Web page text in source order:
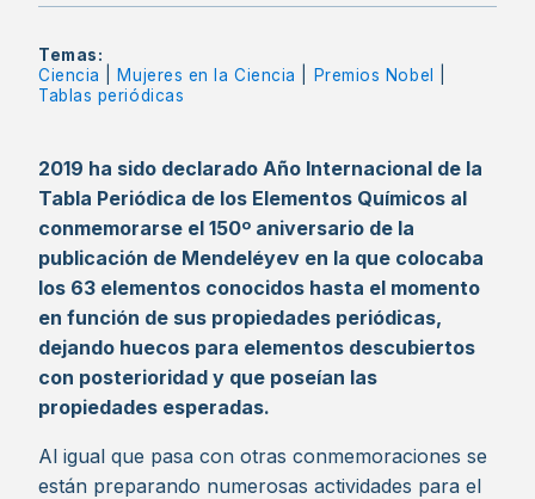
Temas:
Ciencia
Mujeres en la Ciencia Premios Nobel
Tablas periódicas
2019 ha sido declarado Año Internacional de la
Tabla Periódica de los Elementos Químicos al
conmemorarse el 150º aniversario de la
publicación de Mendeléyev en la que colocaba
los 63 elementos conocidos hasta el momento
en función de sus propiedades periódicas,
dejando huecos para elementos descubiertos
con posterioridad y que poseían las
propiedades esperadas.
Al igual que pasa con otras conmemoraciones se
están preparando numerosas actividades para el